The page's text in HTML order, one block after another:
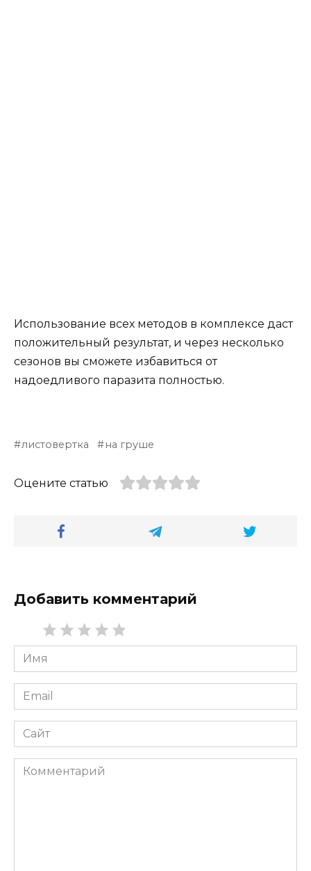
Использование всех методов в комплексе даст
положительный результат, и через несколько
сезонов вы сможете избавиться от
надоедливого паразита полностью.
листовертка на груше
Оцените статью
Добавить комментарий
Имя
*
Email
*
Сайт
Комментарий